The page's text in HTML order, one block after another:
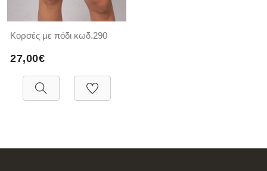
Κορσές με πόδι κωδ.290
27,00€